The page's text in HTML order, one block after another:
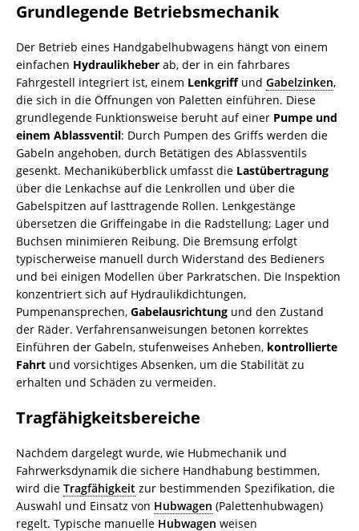
Grundlegende Betriebsmechanik
Der Betrieb eines Handgabelhubwagens hängt von einem
einfachen Hydraulikheber ab, der in ein fahrbares
Fahrgestell integriert ist, einem Lenkgriffund Gabelzinken,
die sich in die Öffnungen von Paletten einführen. Diese
grundlegende Funktionsweise beruht auf einer Pumpe und
einem Ablassventil: Durch Pumpen des Griffs werden die
Gabeln angehoben, durch Betätigen des Ablassventils
gesenkt. Mechaniküberblick umfasst die Lastübertragung
über die Lenkachse auf die Lenkrollen und über die
Gabelspitzen auf lasttragende Rollen. Lenkgestänge
übersetzen die Griffeingabe in die Radstellung; Lager und
Buchsen minimieren Reibung. Die Bremsung erfolgt
typischerweise manuell durch Widerstand des Bedieners
und bei einigen Modellen über Parkratschen. Die Inspektion
konzentriert sich auf Hydraulikdichtungen,
Pumpenansprechen, Gabelausrichtung und den Zustand
der Räder. Verfahrensanweisungen betonen korrektes
Einführen der Gabeln, stufenweises Anheben, kontrollierte
Fahrt und vorsichtiges Absenken, um die Stabilität zu
erhalten und Schäden zu vermeiden.
Tragfähigkeitsbereiche
Nachdem dargelegt wurde, wie Hubmechanik und
Fahrwerksdynamik die sichere Handhabung bestimmen,
wird die Tragfähigkeit zur bestimmenden Spezifikation, die
Auswahl und Einsatz von Hubwagen (Palettenhubwagen)
regelt. Typische manuelle Hubwagen weisen